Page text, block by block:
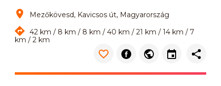
Mezőkövesd, Kavicsos út, Magyarország
42 km / 8 km / 8 km / 40 km / 21 km / 14 km / 7
km / 2 km